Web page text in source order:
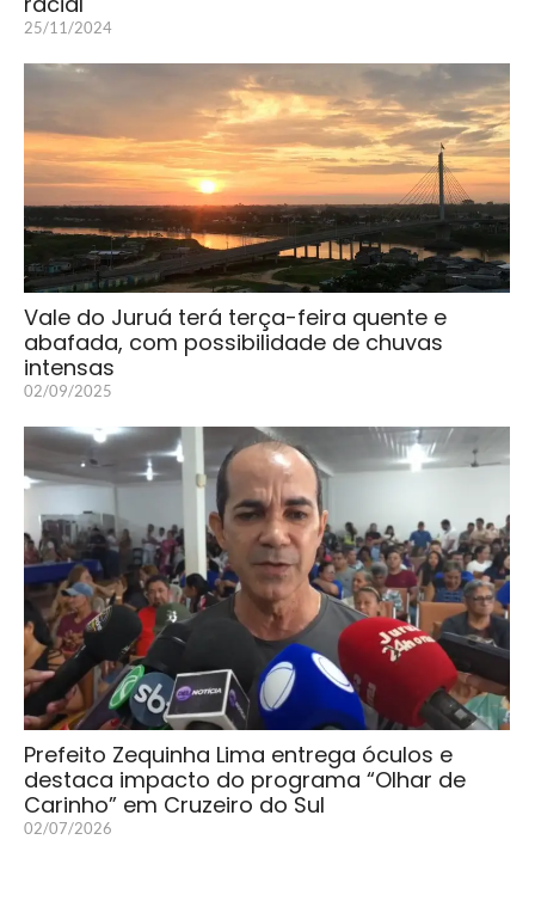
25/11/2024
Vale do Juruá terá terça-feira quente e
abafada, com possibilidade de chuvas
intensas
02/09/2025
Prefeito Zequinha Lima entrega óculos e
destaca impacto do programa “Olhar de
Carinho” em Cruzeiro do Sul
02/07/2026